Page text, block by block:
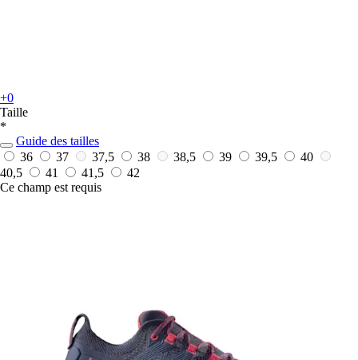
+0
Taille
*
Guide des tailles
36
37 37,5 38 38,5 39 39,5
40
40,5
41 41,5
42
Ce champ est requis